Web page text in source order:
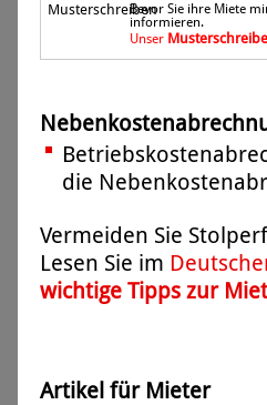
Bevor Sie ihre Miete
informieren.
Unser
die
Vermeiden Sie
Lesen Sie im
wichtige Tipps zur
Artikel für Mieter